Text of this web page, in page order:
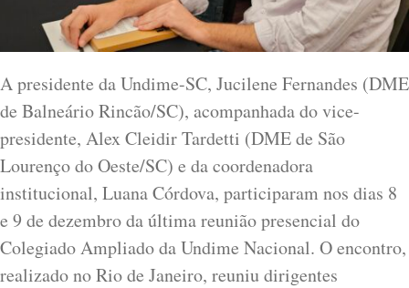
A presidente da Undime-SC, Jucilene Fernandes (DME
de Balneário Rincão/SC), acompanhada do vice-
presidente, Alex Cleidir Tardetti (DME de São
Lourenço do Oeste/SC) e da coordenadora
institucional, Luana Córdova, participaram nos dias 8
e 9 de dezembro da última reunião presencial do
Colegiado Ampliado da Undime Nacional. O encontro,
realizado no Rio de Janeiro, reuniu dirigentes